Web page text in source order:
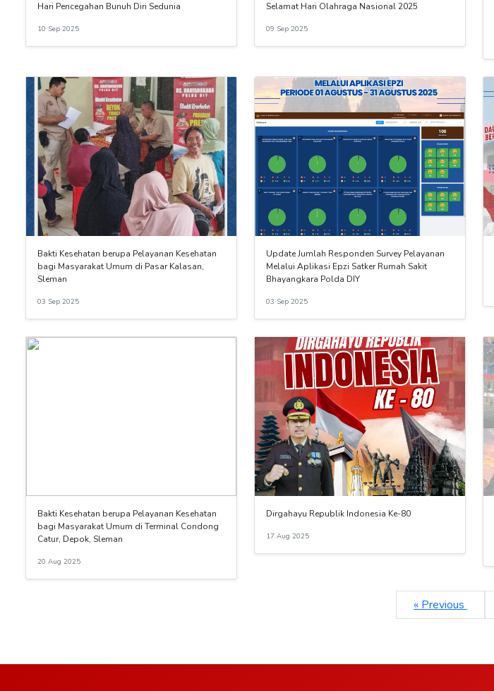
Hari Pencegahan Bunuh Diri Sedunia
10 Sep 2025
Selamat Hari Olahraga Nasional 2025
09 Sep 2025
Bakti Kesehatan berupa Pelayanan Kesehatan
bagi Masyarakat Umum di Pasar Kalasan,
Sleman
03 Sep 2025
Update Jumlah Responden Survey Pelayanan
Melalui Aplikasi Epzi Satker Rumah Sakit
Bhayangkara Polda DIY
03 Sep 2025
Bakti Kesehatan berupa Pelayanan Kesehatan
bagi Masyarakat Umum di Terminal Condong
Catur, Depok, Sleman
20 Aug 2025
Dirgahayu Republik Indonesia Ke-80
17 Aug 2025
« Previous